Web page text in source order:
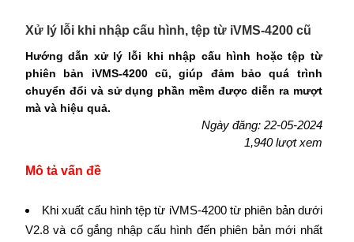
Xử lý lỗi khi nhập cấu hình, tệp từ iVMS-4200 cũ
Hướng dẫn xử lý lỗi khi nhập cấu hình hoặc tệp từ
phiên bản iVMS-4200 cũ, giúp đảm bảo quá trình
chuyển đổi và sử dụng phần mềm được diễn ra mượt
mà và hiệu quả.
Ngày đăng: 22-05-2024
1,940 lượt xem
Mô tả vấn đề
Khi xuất cấu hình tệp từ iVMS-4200 từ phiên bản dưới
V2.8 và cố gắng nhập cấu hình đến phiên bản mới nhất